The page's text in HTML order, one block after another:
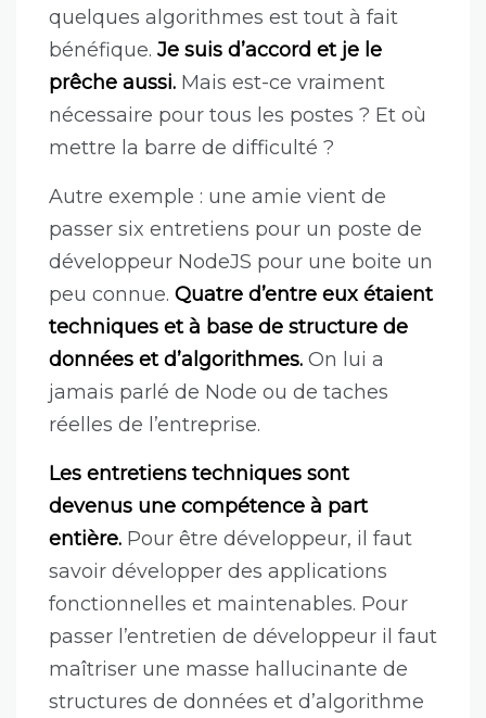
quelques algorithmes est tout à fait
bénéfique. Je suis d’accord et je le
prêche aussi. Mais est-ce vraiment
nécessaire pour tous les postes ? Et où
mettre la barre de difficulté ?
Autre exemple : une amie vient de
passer six entretiens pour un poste de
développeur NodeJS pour une boite un
peu connue. Quatre d’entre eux étaient
techniques et à base de structure de
données et d’algorithmes. On lui a
jamais parlé de Node ou de taches
réelles de l’entreprise.
Les entretiens techniques sont
devenus une compétence à part
entière. Pour être développeur, il faut
savoir développer des applications
fonctionnelles et maintenables. Pour
passer l’entretien de développeur il faut
maîtriser une masse hallucinante de
structures de données et d’algorithme